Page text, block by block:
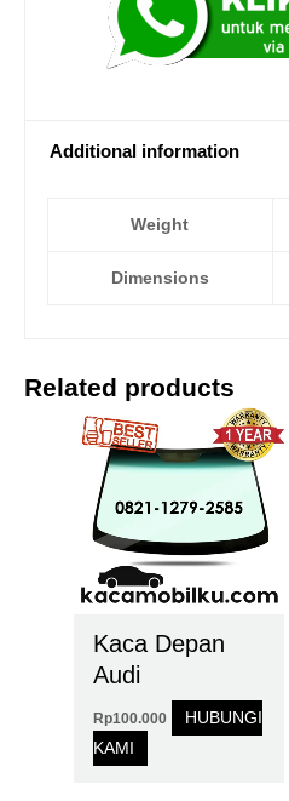
Additional information
Weight
Dimensions
Related products
Kaca Depan
Audi
Rp100.000
HUBUNGI
KAMI